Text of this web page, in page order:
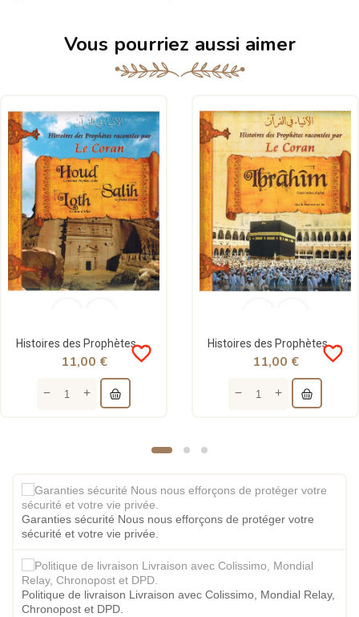
Vous pourriez aussi aimer
Histoires des Prophètes racontées par le Coran : Houd - Salih - Loth - Tome 2 - Sana
favorite_border
11,00 €
Histoires des Prophètes racontées par Le Coran : Ibrahîm - Tome 3 - Sana
favorite_border
11,00 €
Garanties sécurité Nous nous efforçons de protéger votre
sécurité et votre vie privée.
Politique de livraison Livraison avec Colissimo, Mondial Relay,
Chronopost et DPD.